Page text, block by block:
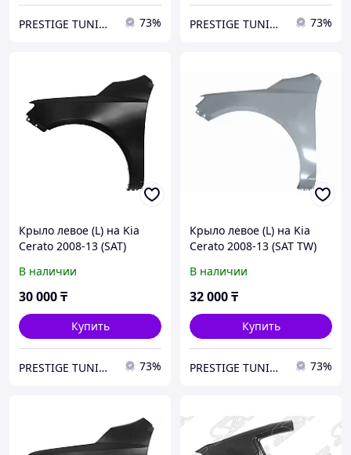
PRESTIGE TUNING 73% PRESTIGE TUNING 73%
Крыло левое (L) на Kia
Cerato 2008-13 (SAT)
В наличии
30 000₸
Купить
PRESTIGE TUNING 73%
Крыло левое (L) на Kia
Cerato 2008-13 (SAT TW)
В наличии
32 000₸
Купить
PRESTIGE TUNING 73%